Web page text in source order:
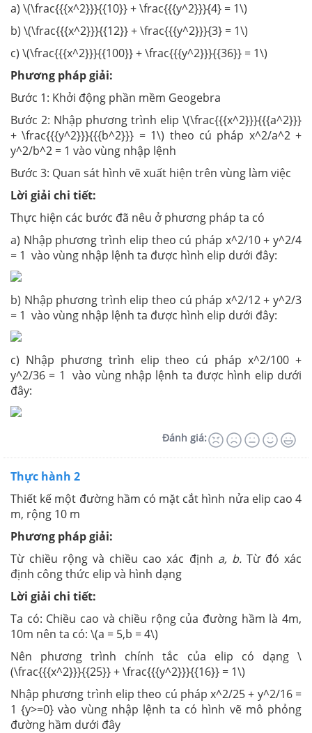
a) \(\frac{{{x^2}}}{{10}} + \frac{{{y^2}}}{4} = 1\)
b) \(\frac{{{x^2}}}{{12}} + \frac{{{y^2}}}{3} = 1\)
c) \(\frac{{{x^2}}}{{100}} + \frac{{{y^2}}}{{36}} = 1\)
Phương pháp giải:
Bước 1: Khởi động phần mềm Geogebra
Bước 2: Nhập phương trình elip \(\frac{{{x^2}}}{{{a^2}}}
+ \frac{{{y^2}}}{{{b^2}}} = 1\) theo cú pháp x^2/a^2 +
y^2/b^2 = 1 vào vùng nhập lệnh
Bước 3: Quan sát hình vẽ xuất hiện trên vùng làm việc
Lời giải chi tiết:
Thực hiện các bước đã nêu ở phương pháp ta có
a) Nhập phương trình elip theo cú pháp x^2/10 + y^2/4
= 1 vào vùng nhập lệnh ta được hình elip dưới đây:
b) Nhập phương trình elip theo cú pháp x^2/12 + y^2/3
= 1 vào vùng nhập lệnh ta được hình elip dưới đây:
c) Nhập phương trình elip theo cú pháp x^2/100 +
y^2/36 = 1 vào vùng nhập lệnh ta được hình elip dưới
đây:
Đánh giá:
Thực hành 2
Thiết kế một đường hầm có mặt cắt hình nửa elip cao 4
m, rộng 10 m
Phương pháp giải:
Từ chiều rộng và chiều cao xác định a, b. Từ đó xác
định công thức elip và hình dạng
Lời giải chi tiết:
Ta có: Chiều cao và chiều rộng của đường hầm là 4m,
10m nên ta có: \(a = 5,b = 4\)
Nên phương trình chính tắc của elip có dạng \
(\frac{{{x^2}}}{{25}} + \frac{{{y^2}}}{{16}} = 1\)
Nhập phương trình elip theo cú pháp x^2/25 + y^2/16 =
1 {y>=0} vào vùng nhập lệnh ta có hình vẽ mô phỏng
đường hầm dưới đây